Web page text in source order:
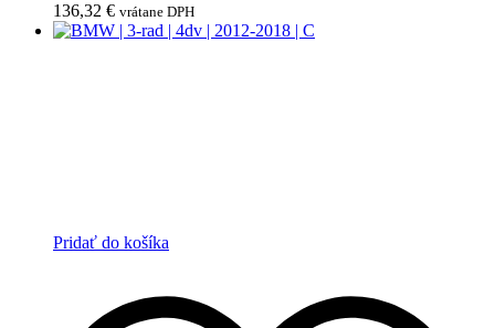
136,32 € vrátane DPH
Pridať do košíka